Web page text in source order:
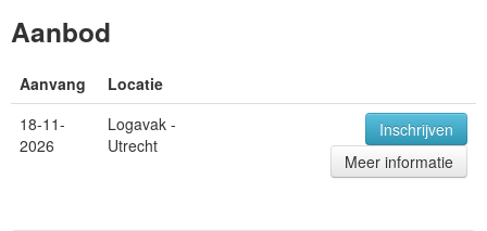
Aanbod
Aanvang
Locatie
18-11-
2026
Logavak -
Utrecht
Inschrijven
Meer informatie